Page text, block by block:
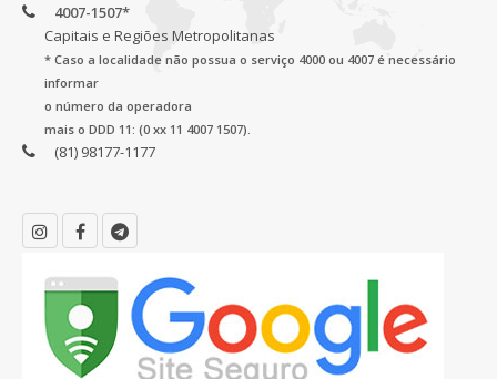
4007-1507*
Capitais e Regiões Metropolitanas
* Caso a localidade não possua o serviço 4000 ou 4007 é necessário
informar
o número da operadora
mais o DDD 11: (0 xx 11 4007 1507).
(81) 98177-1177